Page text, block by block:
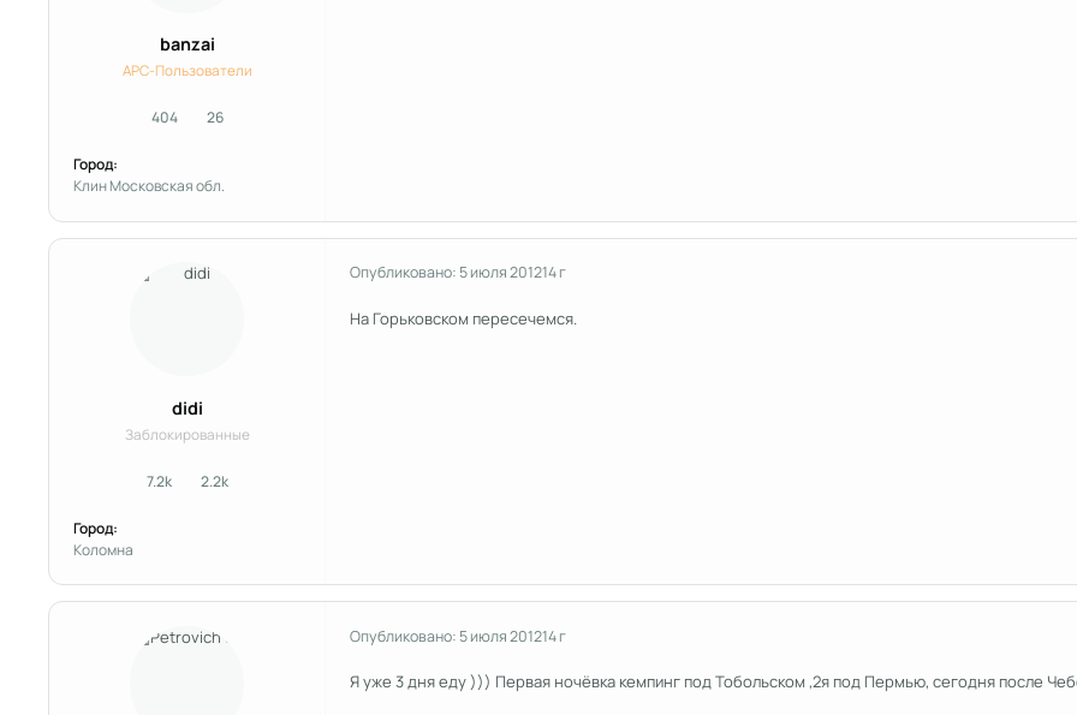
banzai
APC-Пользователи
404сообщения
26Репутация
Город:
Клин Московская обл.
didi
Заблокированные
7.2kсообщения
2.2kРепутация
Город:
Коломна
Опубликовано: 5 июля 201214 г
На Горьковском пересечемся.
Опубликовано: 5 июля 201214 г
Я уже 3 дня еду ))) Первая ночёвка кемпинг под Тобольском ,2я под Пермью, сегодня после